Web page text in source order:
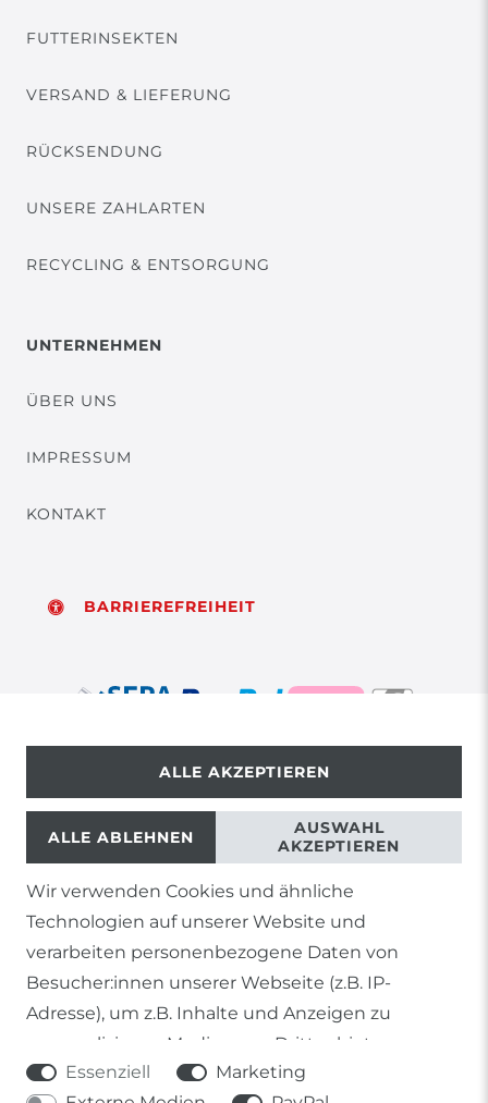
FUTTERINSEKTEN
VERSAND & LIEFERUNG
RÜCKSENDUNG
UNSERE ZAHLARTEN
RECYCLING & ENTSORGUNG
UNTERNEHMEN
ÜBER UNS
IMPRESSUM
KONTAKT
BARRIEREFREIHEIT
© Copyright 2026 | Alle Rechte vorbehalten.
1) Gilt nicht für Sendungen mit Futterinsekten,
Lebendpflanzen, Frostfutter oder lebende Tiere, sowie
Lieferungen per Spedition
2) gilt für sofort lieferbare Artikel und Produkte die keine
gesonderte Versandregelung besitzen.
Prozentangaben von Sonderangeboten auf die Ersparnis
gegenüber der UVP des Herstellers.
Wir verwenden Cookies und ähnliche
Technologien auf unserer Website und
verarbeiten personenbezogene Daten von
Besucher:innen unserer Webseite (z.B. IP-
Adresse), um z.B. Inhalte und Anzeigen zu
personalisieren, Medien von Drittanbietern
einzubinden oder Zugriffe auf unsere Website zu
Essenziell
Marketing
ALLE AKZEPTIEREN
ALLE ABLEHNEN
AUSWAHL
AKZEPTIEREN